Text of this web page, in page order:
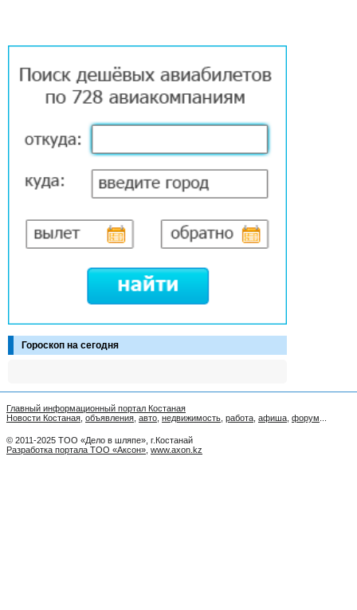
Гороскоп на сегодня
Главный информационный портал Костаная
Новости Костаная объявления авто недвижимость работа афиша форум
© 2011-2025 ТОО «Дело в шляпе», г.Костанай
Разработка портала ТОО «Аксон» www.axon.kz